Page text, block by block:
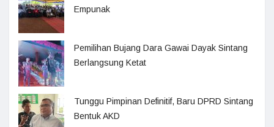
Empunak
Pemilihan Bujang Dara Gawai Dayak Sintang
Berlangsung Ketat
Tunggu Pimpinan Definitif, Baru DPRD Sintang
Bentuk AKD